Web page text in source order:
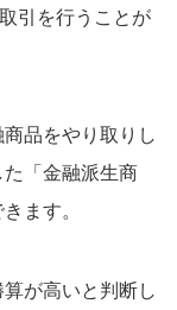
引を行うことが
品をやり取りし
「金融派生商
ます。
が高いと判断し